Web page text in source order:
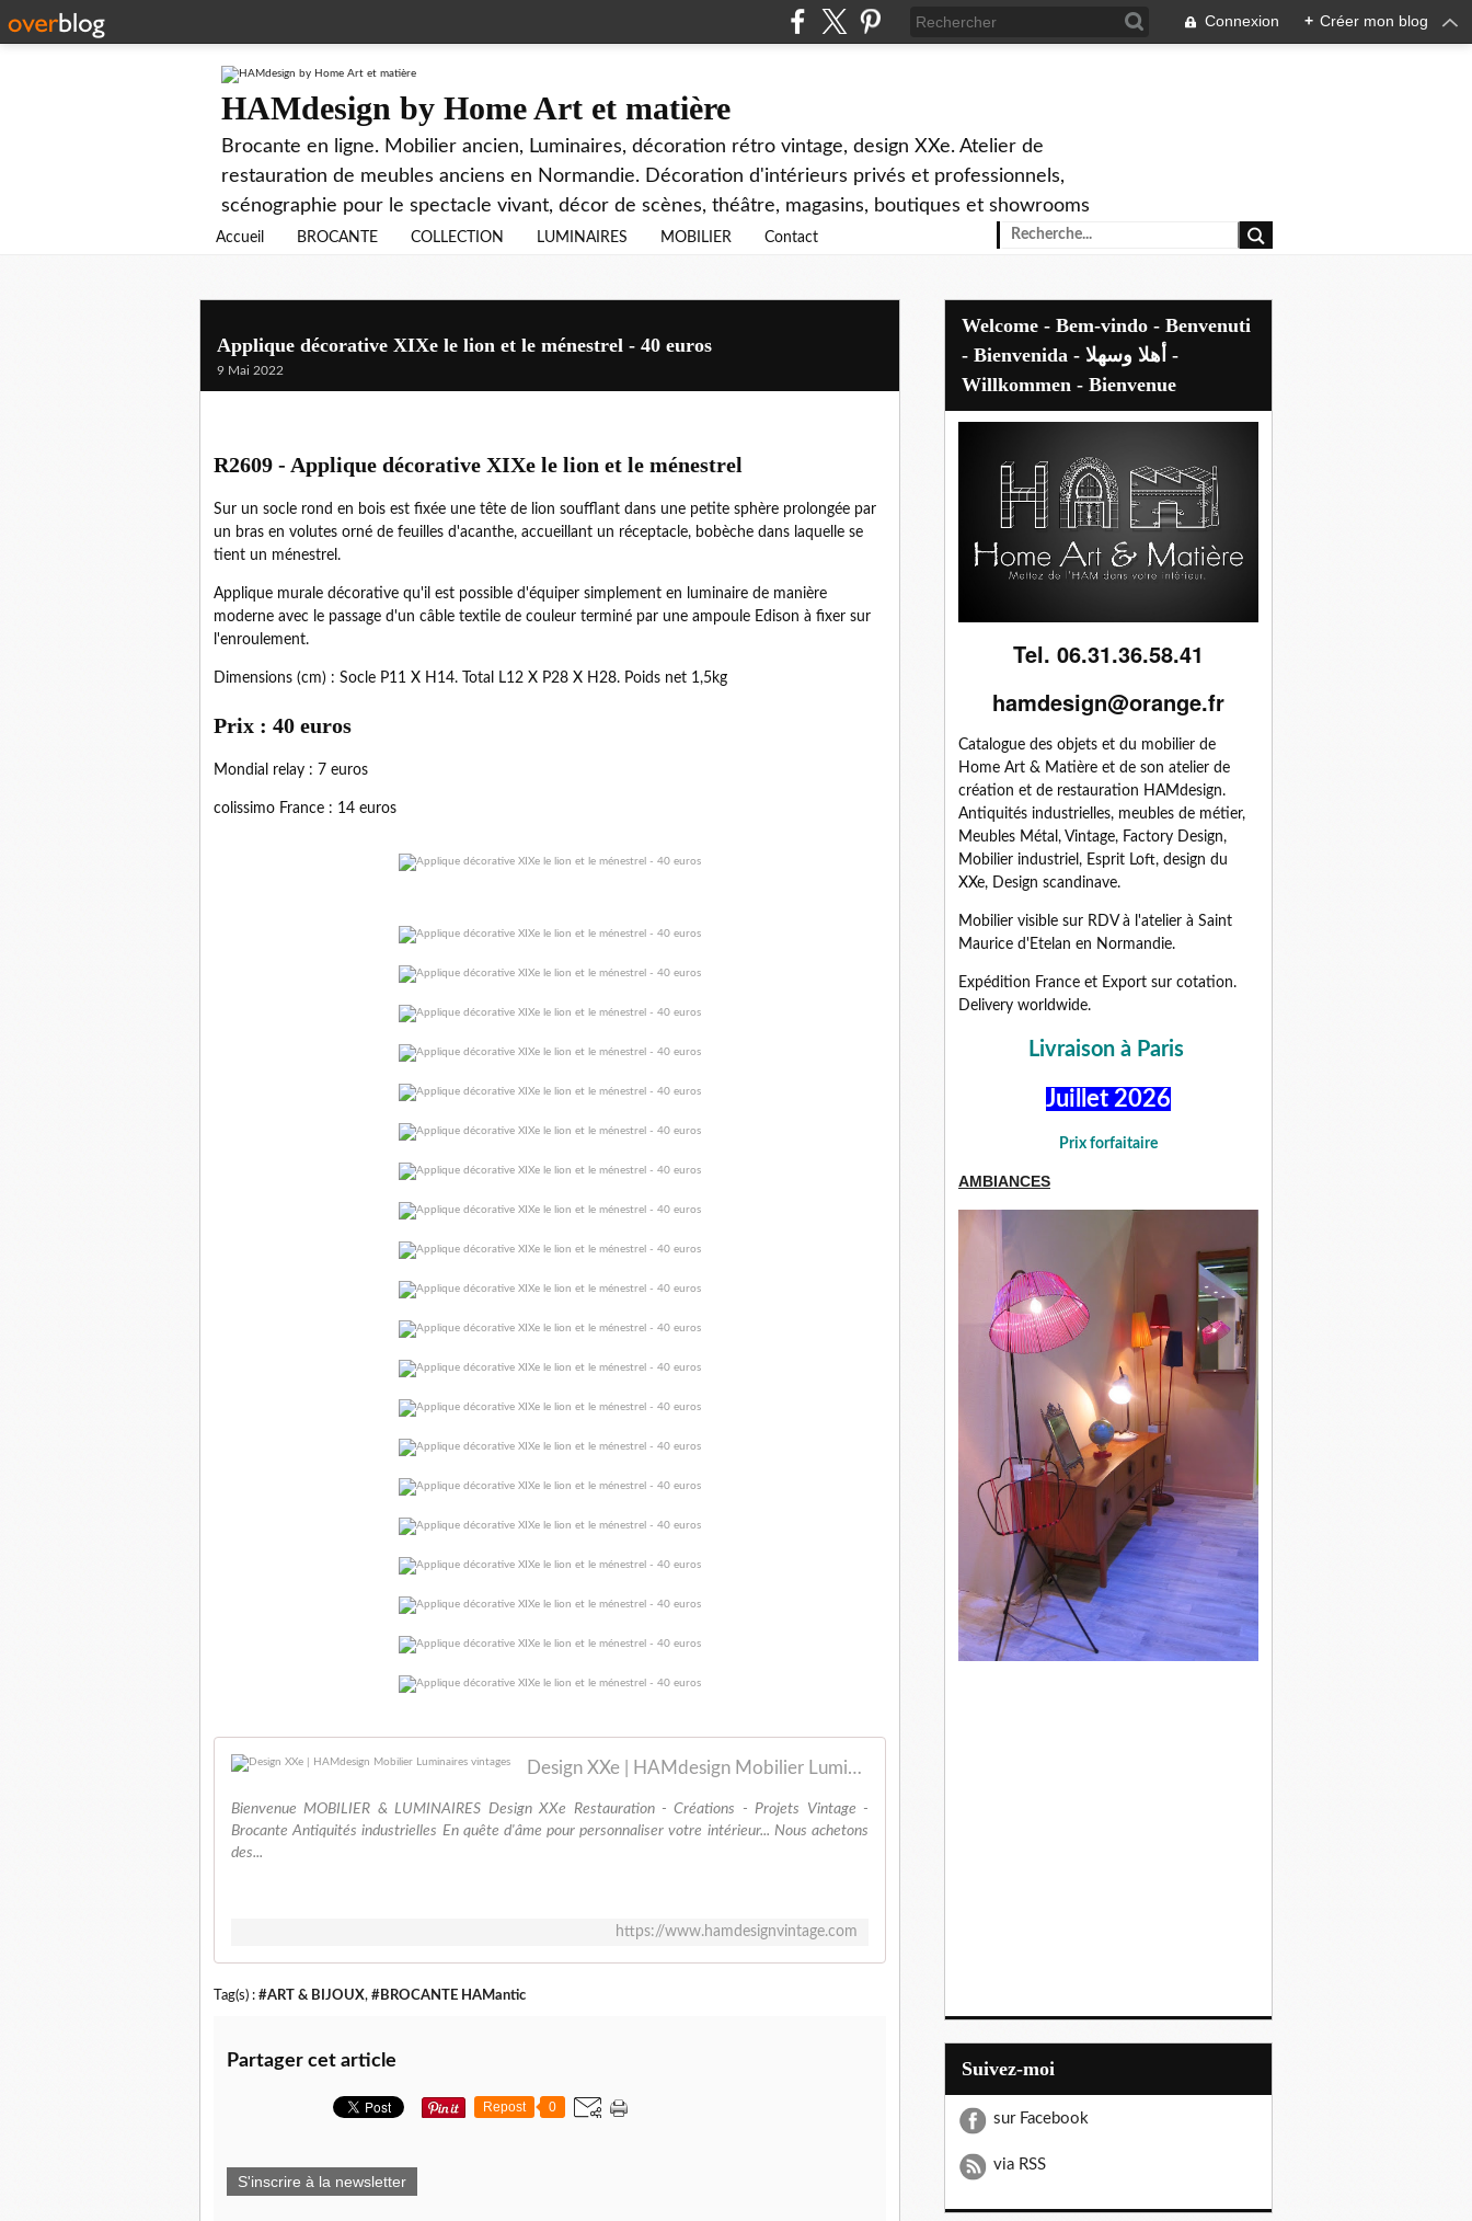
Connexion + Créer mon blog
HAMdesign by Home Art et matière
Brocante en ligne. Mobilier ancien, Luminaires, décoration rétro vintage, design XXe. Atelier de
restauration de meubles anciens en Normandie. Décoration d'intérieurs privés et professionnels,
scénographie pour le spectacle vivant, décor de scènes, théâtre, magasins, boutiques et showrooms
Accueil BROCANTE COLLECTION LUMINAIRES MOBILIER Contact
Applique décorative XIXe le lion et le ménestrel - 40 euros
9 Mai 2022
R2609 - Applique décorative XIXe le lion et le ménestrel
Sur un socle rond en bois est fixée une tête de lion soufflant dans une petite sphère prolongée par
un bras en volutes orné de feuilles d'acanthe, accueillant un réceptacle, bobèche dans laquelle se
tient un ménestrel.
Applique murale décorative qu'il est possible d'équiper simplement en luminaire de manière
moderne avec le passage d'un câble textile de couleur terminé par une ampoule Edison à fixer sur
l'enroulement.
Dimensions (cm) : Socle P11 X H14. Total L12 X P28 X H28. Poids net 1,5kg
Prix : 40 euros
Mondial relay : 7 euros
colissimo France : 14 euros
Design XXe | HAMdesign Mobilier Luminaires vintages
Bienvenue MOBILIER & LUMINAIRES Design XXe Restauration - Créations - Projets Vintage -
Brocante Antiquités industrielles En quête d'âme pour personnaliser votre intérieur... Nous achetons
des...
https://www.hamdesignvintage.com
Tag(s) : #ART & BIJOUX, #BROCANTE HAMantic
Partager cet article
Repost 0
S'inscrire à la newsletter
Welcome - Bem-vindo - Benvenuti
- Bienvenida - أهلا وسهلا -
Willkommen - Bienvenue
Tel. 06.31.36.58.41
hamdesign@orange.fr
Catalogue des objets et du mobilier de
Home Art & Matière et de son atelier de
création et de restauration HAMdesign.
Antiquités industrielles, meubles de métier,
Meubles Métal, Vintage, Factory Design,
Mobilier industriel, Esprit Loft, design du
XXe, Design scandinave.
Mobilier visible sur RDV à l'atelier à Saint
Maurice d'Etelan en Normandie.
Expédition France et Export sur cotation.
Delivery worldwide.
Livraison à Paris
Juillet 2026
Prix forfaitaire
AMBIANCES
Suivez-moi
sur Facebook
via RSS